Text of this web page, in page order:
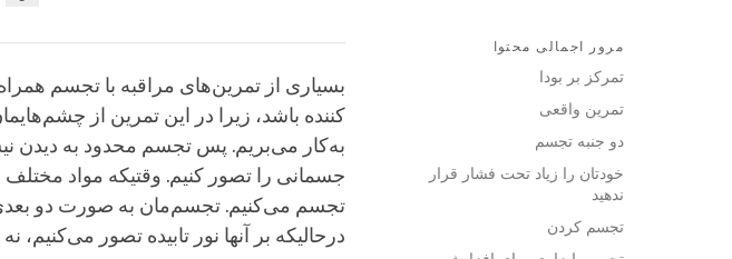
on
مرور اجمالی محتوا
تمرکز بر بودا
تمرین واقعی
دو جنبه تجسم
خودتان را زیاد تحت فشار قرار
ندهید
تجسم کردن
بسیاری از تمرین‌های مراقبه با تجسم
کننده باشد، زیرا در این تمرین از
به‌کار می‌بریم. پس تجسم محدود به دیدن
جسمانی را تصور کنیم. وقتیکه مواد
تجسم می‌کنیم. تجسم‌مان به صورت دو
درحالیکه بر آنها نور تابیده تصور